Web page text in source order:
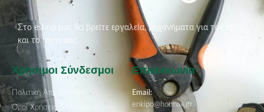
Στο eshop μας θα βρείτε εργαλεία, μηχανήματα για τον κήπο
και το σπίτι σας
Χρήσιμοι Σύνδεσμοι
Πολιτική Απορρήτου
Όροι Χρήσεις & Προϋποθέσεις
Επικοινωνία
Email:
enkipo@hotmail.gr